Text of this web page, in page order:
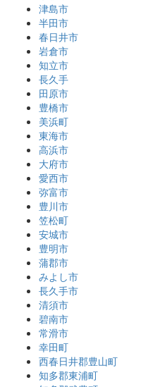
津島市
半田市
春日井市
岩倉市
知立市
長久手
田原市
豊橋市
美浜町
東海市
高浜市
大府市
愛西市
弥富市
豊川市
笠松町
安城市
豊明市
蒲郡市
みよし市
長久手市
清須市
碧南市
常滑市
幸田町
西春日井郡豊山町
知多郡東浦町